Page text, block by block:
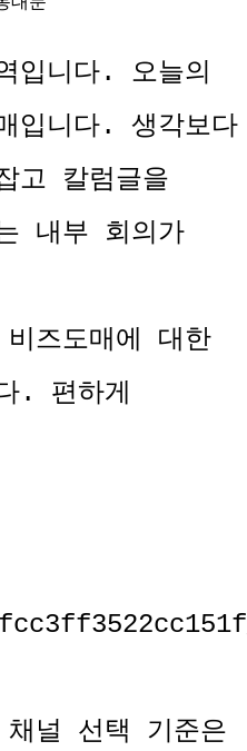
입니다. 오늘의
입니다. 생각보다
고 칼럼글을
내부 회의가
즈도매에 대한
. 편하게
널 선택 기준은